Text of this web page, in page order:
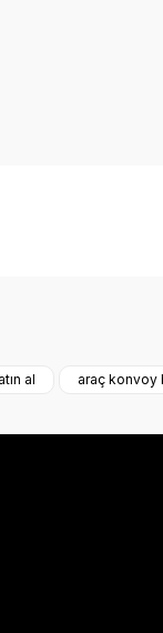
al araç konvoy